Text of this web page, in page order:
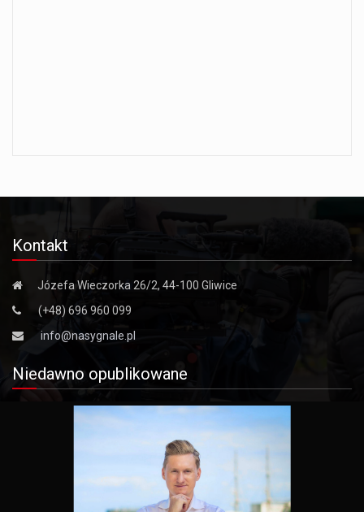
Kontakt
Józefa Wieczorka 26/2, 44-100 Gliwice
(+48) 696 960 099
info@nasygnale.pl
Niedawno opublikowane